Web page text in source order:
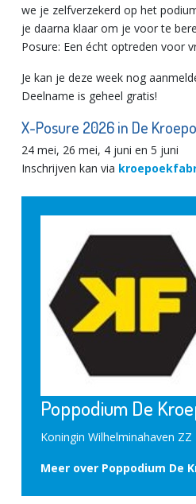
we je zelfverzekerd op het
je daarna klaar om je voor te
Posure: Een écht optreden voor
Je kan je deze week nog
Deelname is geheel gratis!
X-Posure 2026 in De
24 mei, 26 mei, 4 juni en 5 juni
Inschrijven kan via
Poppodium De
Koningin Wilhelminahaven ZZ
Meer over Poppodium De